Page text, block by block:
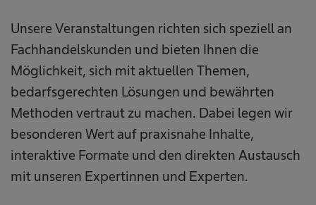
Unsere Veranstaltungen richten sich speziell an
Fachhandelskunden und bieten Ihnen die
Möglichkeit, sich mit aktuellen Themen,
bedarfsgerechten Lösungen und bewährten
Methoden vertraut zu machen. Dabei legen wir
besonderen Wert auf praxisnahe Inhalte,
interaktive Formate und den direkten Austausch
mit unseren Expertinnen und Experten.